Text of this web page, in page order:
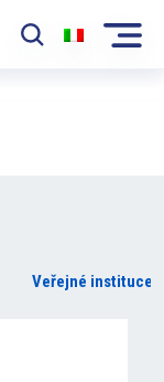
Veřejné instituce